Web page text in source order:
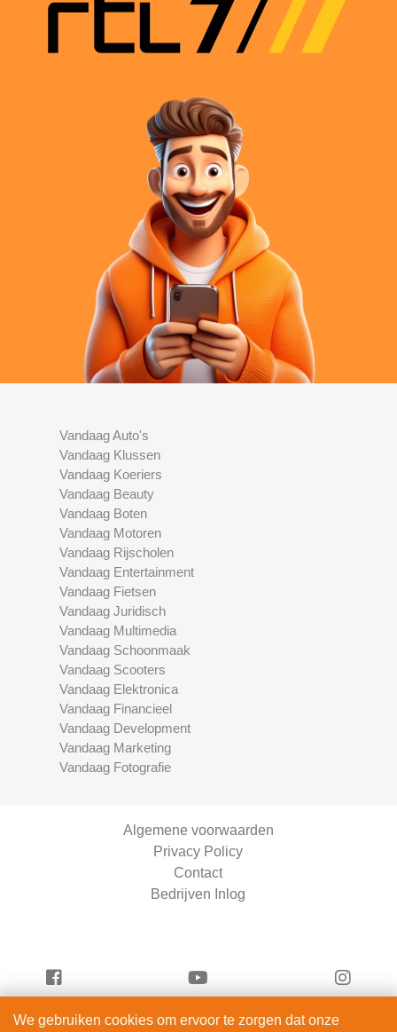
Vandaag Auto's
Vandaag Klussen
Vandaag Koeriers
Vandaag Beauty
Vandaag Boten
Vandaag Motoren
Vandaag Rijscholen
Vandaag Entertainment
Vandaag Fietsen
Vandaag Juridisch
Vandaag Multimedia
Vandaag Schoonmaak
Vandaag Scooters
Vandaag Elektronica
Vandaag Financieel
Vandaag Development
Vandaag Marketing
Vandaag Fotografie
Algemene voorwaarden
Privacy Policy
Contact
Bedrijven Inlog
We gebruiken cookies om ervoor te zorgen dat onze